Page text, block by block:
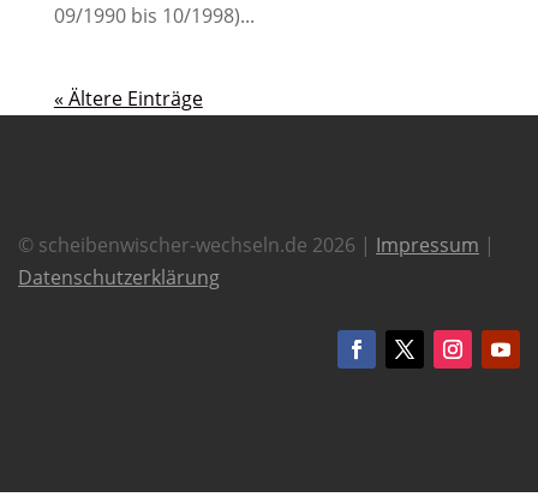
09/1990 bis 10/1998)...
« Ältere Einträge
© scheibenwischer-wechseln.de 2026 | Impressum |
Datenschutzerklärung